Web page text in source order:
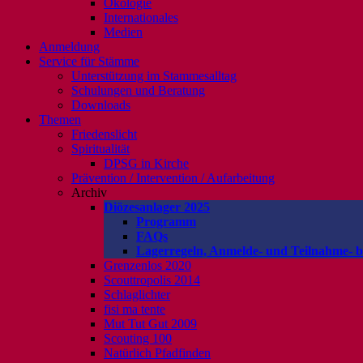
Ökologie
Internationales
Medien
Anmeldung
Service für Stämme
Unterstützung im Stammesalltag
Schulungen und Beratung
Downloads
Themen
Friedenslicht
Spiritualität
DPSG in Kirche
Prävention / Intervention / Aufarbeitung
Archiv
Diözesanlager 2025
Programm
FAQs
Lagerregeln, Anmelde- und Teilnahme-
Grenzenlos 2020
Scouttropolis 2014
Schlaglichter
fisi ma tente
Mut Tut Gut 2009
Scouting 100
Natürlich Pfadfinden